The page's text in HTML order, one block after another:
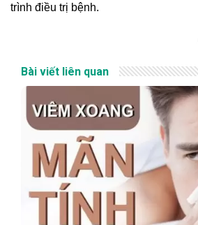
trình điều trị bệnh.
Bài viết liên quan